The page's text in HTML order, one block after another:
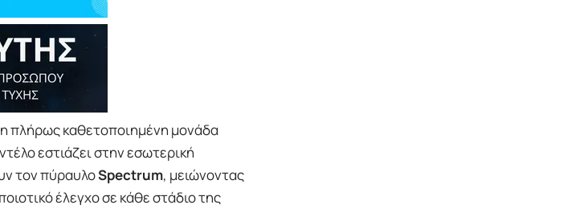
πλήρως καθετοποιημένη μονάδα
εστιάζει στην εσωτερική
τον πύραυλοSpectrum, μειώνοντας
έλεγχο σε κάθε στάδιο της